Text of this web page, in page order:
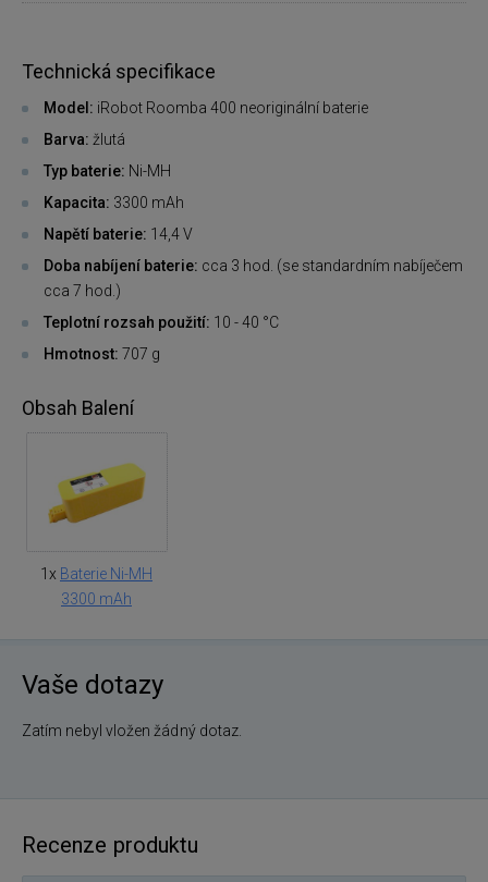
Technická specifikace
Model: iRobot Roomba 400 neoriginální baterie
Barva: žlutá
Typ baterie: Ni-MH
Kapacita: 3300 mAh
Napětí baterie: 14,4 V
Doba nabíjení baterie: cca 3 hod. (se standardním nabíječem
cca 7 hod.)
Teplotní rozsah použití: 10 - 40 °C
Hmotnost: 707 g
Obsah Balení
1x Baterie Ni-MH
3300 mAh
Vaše dotazy
Zatím nebyl vložen žádný dotaz.
Recenze produktu